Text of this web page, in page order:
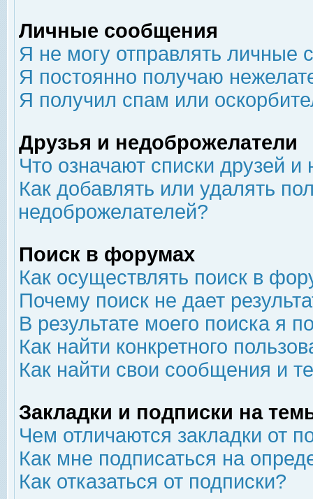
Личные сообщения
Я не могу отправлять личные
Я постоянно получаю
Я получил спам или
Друзья и недоброжелатели
Что означают списки друзей
Как добавлять или удалять
недоброжелателей?
Поиск в форумах
Как осуществлять поиск в
Почему поиск не дает
В результате моего поиска я
Как найти конкретного
Как найти свои сообщения и
Закладки и подписки на
Чем отличаются закладки от
Как мне подписаться на
Как отказаться от подписки?